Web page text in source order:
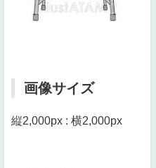
画像サイズ
縦2,000px : 横2,000px